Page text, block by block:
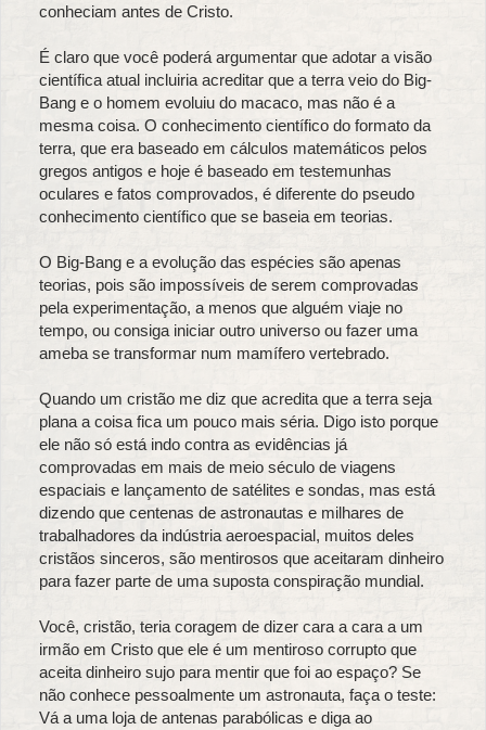
conheciam antes de Cristo.
É claro que você poderá argumentar que adotar a visão
científica atual incluiria acreditar que a terra veio do Big-
Bang e o homem evoluiu do macaco, mas não é a
mesma coisa. O conhecimento científico do formato da
terra, que era baseado em cálculos matemáticos pelos
gregos antigos e hoje é baseado em testemunhas
oculares e fatos comprovados, é diferente do pseudo
conhecimento científico que se baseia em teorias.
O Big-Bang e a evolução das espécies são apenas
teorias, pois são impossíveis de serem comprovadas
pela experimentação, a menos que alguém viaje no
tempo, ou consiga iniciar outro universo ou fazer uma
ameba se transformar num mamífero vertebrado.
Quando um cristão me diz que acredita que a terra seja
plana a coisa fica um pouco mais séria. Digo isto porque
ele não só está indo contra as evidências já
comprovadas em mais de meio século de viagens
espaciais e lançamento de satélites e sondas, mas está
dizendo que centenas de astronautas e milhares de
trabalhadores da indústria aeroespacial, muitos deles
cristãos sinceros, são mentirosos que aceitaram dinheiro
para fazer parte de uma suposta conspiração mundial.
Você, cristão, teria coragem de dizer cara a cara a um
irmão em Cristo que ele é um mentiroso corrupto que
aceita dinheiro sujo para mentir que foi ao espaço? Se
não conhece pessoalmente um astronauta, faça o teste:
Vá a uma loja de antenas parabólicas e diga ao